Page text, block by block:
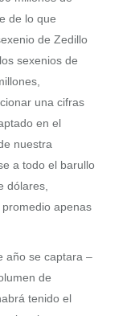
de lo que
de Zedillo
sexenios de
una cifras
en el
nuestra
a todo el barullo
dólares,
apenas
año se captara –
de
tenido el